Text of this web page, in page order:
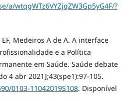
wtqgWTz6VYZjqZW3Gp5yG4F/?
Medeiros A de A. A interface
e a Política
em Saúde. Saúde debate
4 abr 2021];43(spe1):97-105.
0103-11042019S108. Disponível